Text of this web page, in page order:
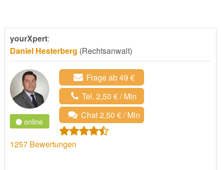
yourXpert:
Daniel Hesterberg (Rechtsanwalt)
online
Frage ab 49 €
Tel. 2,50 € / Min
Chat 2,50 € / Min
1257Bewertungen